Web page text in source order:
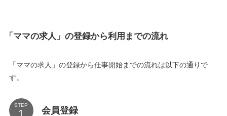
「ママの求人」の登録から利用までの流れ
「ママの求人」の登録から仕事開始までの流れは以下の通りで
す。
STEP
会員登録